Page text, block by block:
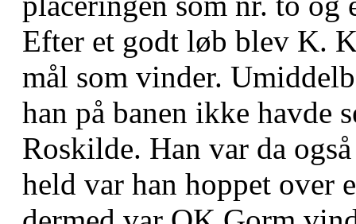
Efter et godt løb blev K.
mål som vinder.
han på banen ikke havde
Roskilde. Han var da
held var han hoppet over